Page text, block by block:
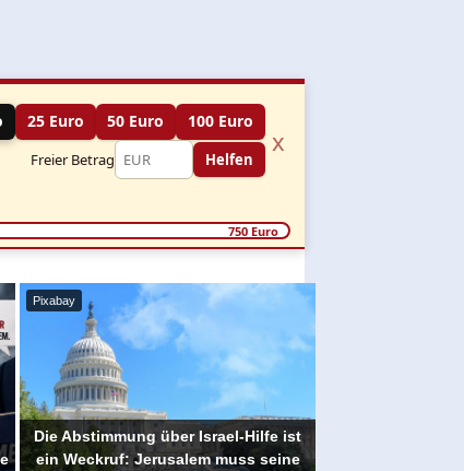
25 Euro 50 Euro 100 Euro
Freier Betrag Helfen
x
750 Euro
Pixabay
Die Abstimmung über Israel-Hilfe ist
ein Weckruf: Jerusalem muss seine